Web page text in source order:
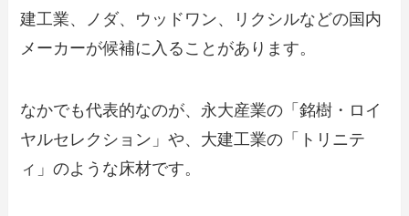
建工業、ノダ、ウッドワン、リクシルなどの国内
メーカーが候補に入ることがあります。
なかでも代表的なのが、永大産業の「銘樹・ロイ
ヤルセレクション」や、大建工業の「トリニテ
ィ」のような床材です。